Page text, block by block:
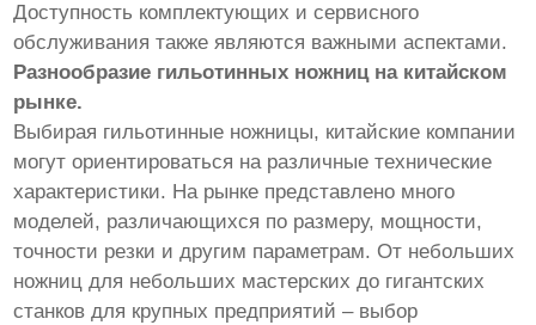
Доступность комплектующих и сервисного
обслуживания также являются важными аспектами.
Разнообразие гильотинных ножниц на китайском
рынке.
Выбирая гильотинные ножницы, китайские компании
могут ориентироваться на различные технические
характеристики. На рынке представлено много
моделей, различающихся по размеру, мощности,
точности резки и другим параметрам. От небольших
ножниц для небольших мастерских до гигантских
станков для крупных предприятий – выбор